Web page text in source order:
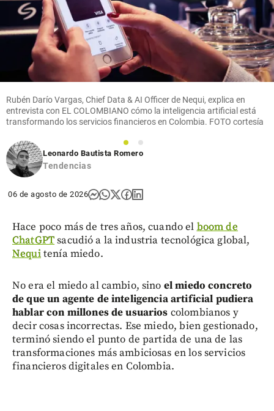
Rubén Darío Vargas, Chief Data & AI Officer de Nequi, explica en
entrevista con EL COLOMBIANO cómo la inteligencia artificial está
transformando los servicios financieros en Colombia. FOTO cortesía
1
2
Leonardo Bautista Romero
Tendencias
06 de agosto de 2026
Hace poco más de tres años, cuando el boom de
ChatGPTsacudió a la industria tecnológica global,
Nequitenía miedo.
No era el miedo al cambio, sino el miedo concreto
de que un agente de inteligencia artificial pudiera
hablar con millones de usuarios colombianos y
decir cosas incorrectas. Ese miedo, bien gestionado,
terminó siendo el punto de partida de una de las
transformaciones más ambiciosas en los servicios
financieros digitales en Colombia.